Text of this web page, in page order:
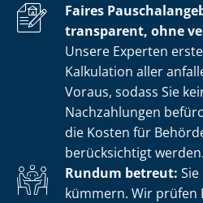
Faires
transparent, ohne
Unsere Experten
Kalkulation aller
Voraus, sodass Sie
Nachzahlungen
die Kosten für
berücksichtigt werden.
Rundum betreut:
kümmern. Wir prüfen